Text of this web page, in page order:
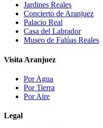
Jardines Reales
Concierto de Aranjuez
Palacio Real
Casa del Labrador
Museo de Falúas Reales
Visita Aranjuez
Por Agua
Por Tierra
Por Aire
Legal